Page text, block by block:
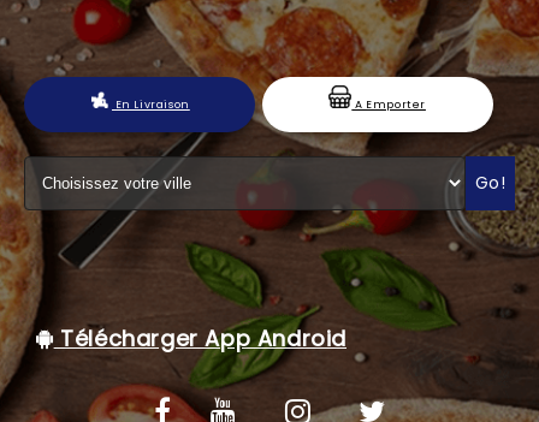
NOTRE RESTAURANT
VOS AVIS
MENTIONS LÉGALES
C.G.V
En Livraison A Emporter
Go!
Télécharger App Android